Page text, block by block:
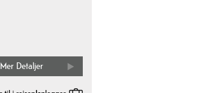
Mer Detaljer